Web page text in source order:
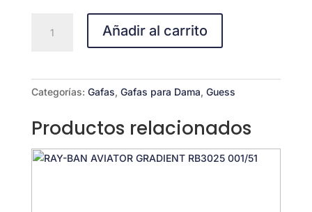
GU8279-
Añadir al carrito
Categorías: Gafas, Gafas para Dama, Guess
Productos relacionados